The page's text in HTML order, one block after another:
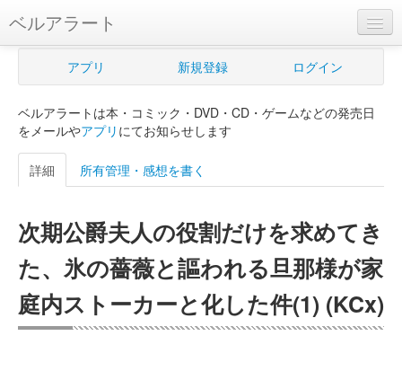
ベルアラート
ベルアラートとは
新規登録
ログイン
購入管理
Myシェルフ
プレミアム
アプリ 新規登録 ログイン
ベルアラートは本・コミック・DVD・CD・ゲームなどの発売日
をメールやアプリ にてお知らせします
詳細 所有管理・感想を書く
次期公爵夫人の役割だけを求めてき
た、氷の薔薇と謳われる旦那様が家
庭内ストーカーと化した件(1) (KCx)